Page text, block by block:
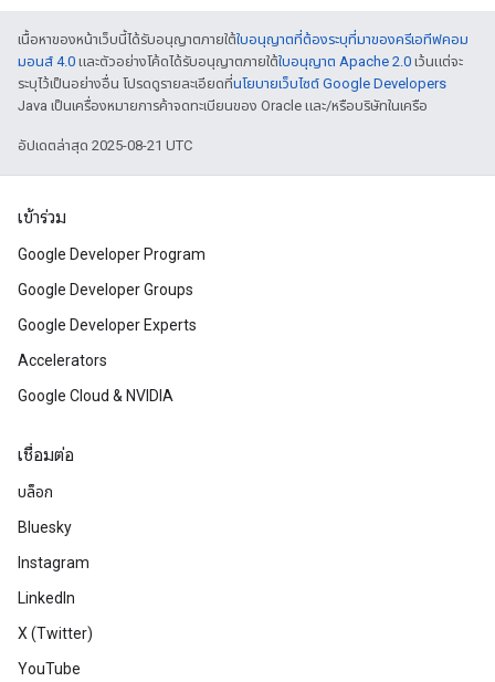
เนื้อหาของหน้าเว็บนี้ได้รับอนุญาตภายใต้ใบอนุญาตที่ต้องระบุที่มาของครีเอทีฟคอม
มอนส์ 4.0 และตัวอย่างโค้ดได้รับอนุญาตภายใต้ใบอนุญาต Apache 2.0 เว้นแต่จะ
ระบุไว้เป็นอย่างอื่น โปรดดูรายละเอียดที่นโยบายเว็บไซต์ Google Developers
Java เป็นเครื่องหมายการค้าจดทะเบียนของ Oracle และ/หรือบริษัทในเครือ
อัปเดตล่าสุด 2025-08-21 UTC
เข้าร่วม
Google Developer Program
Google Developer Groups
Google Developer Experts
Accelerators
Google Cloud & NVIDIA
เชื่อมต่อ
บล็อก
Bluesky
Instagram
LinkedIn
X (Twitter)
YouTube